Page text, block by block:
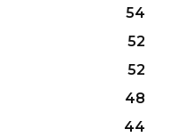
54
52
52
48
44